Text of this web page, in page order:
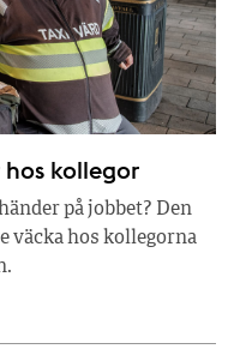
kollegor
på jobbet? Den
väcka hos kollegorna